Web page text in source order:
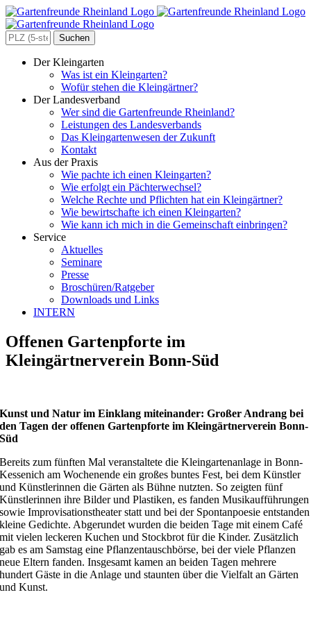
Zum
Inhalt
springen
Search
for:
Der Kleingarten
Was ist ein Kleingarten?
Wofür stehen die Kleingärtner?
Der Landesverband
Wer sind die Gartenfreunde Rheinland?
Leistungen des Landesverbands
Das Kleingartenwesen der Zukunft
Kontakt
Aus der Praxis
Wie pachte ich einen Kleingarten?
Wie erfolgt ein Pächterwechsel?
Welche Rechte und Pflichten hat ein Kleingärtner?
Wie bewirtschafte ich einen Kleingarten?
Wie kann ich mich in die Gemeinschaft einbringen?
Service
Aktuelles
Seminare
Presse
Broschüren/Ratgeber
Downloads und Links
INTERN
Offenen Gartenpforte im
Kleingärtnerverein Bonn-Süd
Kunst und Natur im Einklang miteinander: Großer Andrang bei
den Tagen der offenen Gartenpforte im Kleingärtnerverein Bonn-
Süd
Bereits zum fünften Mal veranstaltete die Kleingartenanlage in Bonn-
Kessenich am Wochenende ein großes buntes Fest, bei dem Künstler
und Künstlerinnen die Gärten als Bühne nutzten. So zeigten fünf
Künstlerinnen ihre Bilder und Plastiken, es fanden Musikaufführungen
sowie Improvisationstheater statt und bei der Spontanpoesie entstanden
kleine Gedichte. Abgerundet wurden die beiden Tage mit einem Café
mit vielen leckeren Kuchen und Stockbrot für die Kinder. Zusätzlich
gab es am Samstag eine Pflanzentauschbörse, bei der viele Pflanzen
neue Eltern fanden. Insgesamt kamen an beiden Tagen mehrere
hundert Gäste in die Anlage und staunten über die Vielfalt an Gärten
und Kunst.